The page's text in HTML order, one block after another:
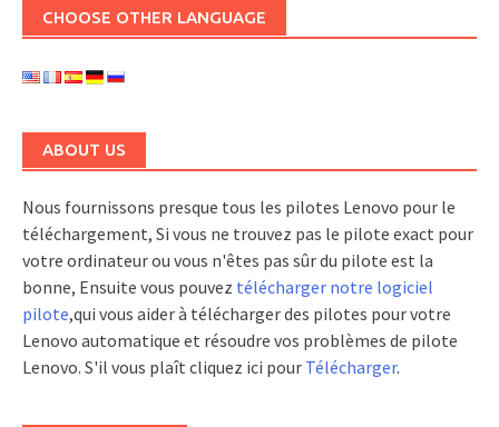
CHOOSE OTHER LANGUAGE
ABOUT US
Nous fournissons presque tous les pilotes Lenovo pour le
téléchargement, Si vous ne trouvez pas le pilote exact pour
votre ordinateur ou vous n'êtes pas sûr du pilote est la
bonne, Ensuite vous pouvez télécharger notre logiciel
pilote,qui vous aider à télécharger des pilotes pour votre
Lenovo automatique et résoudre vos problèmes de pilote
Lenovo. S'il vous plaît cliquez ici pour Télécharger.